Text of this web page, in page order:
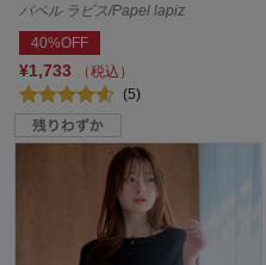
パペル ラピス/Papel lapiz
40%OFF
¥1,733
（税込）
(5)